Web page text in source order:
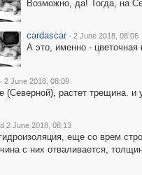
Возможно, да! Тогда, на
cardascar · 2 June 2018, 08:06
А это, именно - цветочная
· 2 June 2018, 08:09
(Северной), растет трещина.
2 June 2018, 08:13
еще со врем
с них отваливается,